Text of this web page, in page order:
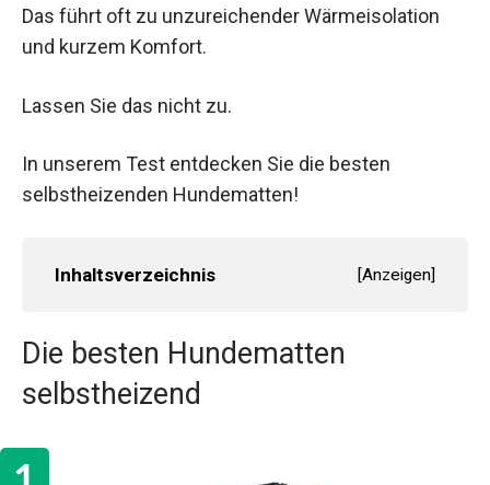
Das führt oft zu unzureichender Wärmeisolation
und kurzem Komfort.
Lassen Sie das nicht zu.
In unserem Test entdecken Sie die besten
selbstheizenden Hundematten!
Inhaltsverzeichnis [Anzeigen]
Die besten Hundematten
selbstheizend